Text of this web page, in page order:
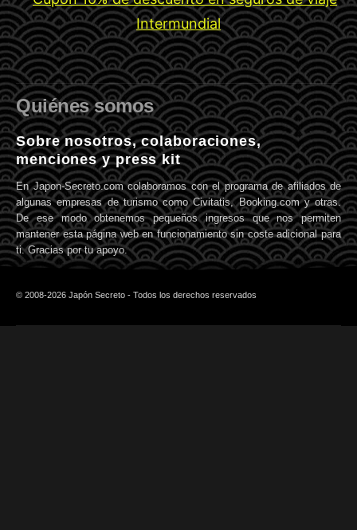
Quiénes somos
Sobre nosotros, colaboraciones,
menciones y press kit
En Japon-Secreto.com colaboramos con el programa de afiliados de
algunas empresas de turismo como Civitatis, Booking.com y otras.
De ese modo obtenemos pequeños ingresos que nos permiten
mantener esta página web en funcionamiento sin coste adicional para
ti. Gracias por tu apoyo.
© 2008-2026 Japón Secreto - Todos los derechos reservados